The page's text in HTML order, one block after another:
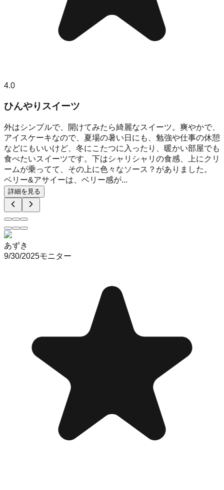
4.0
ひんやりスイーツ
外はシンプルで、開けてみたら綺麗なスイーツ。爽やかで、
アイスケーキなので、夏場の暑い日にも、勉強や仕事の休憩
などにもいいけど、冬にこたつに入ったり、暖かい部屋でも
食べたいスイーツです。下はシャリシャリの食感、上にクリ
ームが乗ってて、その上に色々なソース？がありました。
ベリー&アサイーは、ベリー感が...
詳細を見る
あずき
9/30/2025モニター